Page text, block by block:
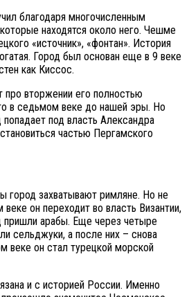
благодаря многочисленным
находятся около него. Чешме
«источник», «фонтан». История
Город был основан еще в 9 веке
как Киссос.
вторжении его полностью
в седьмом веке до нашей эры. Но
под власть Александра
частью Пергамского
город захватывают римляне. Но не
он переходит во власть Византии,
пришли арабы. Еще через четыре
сельджуки, а после них – снова
веке он стал турецкой морской
и с историей России. Именно